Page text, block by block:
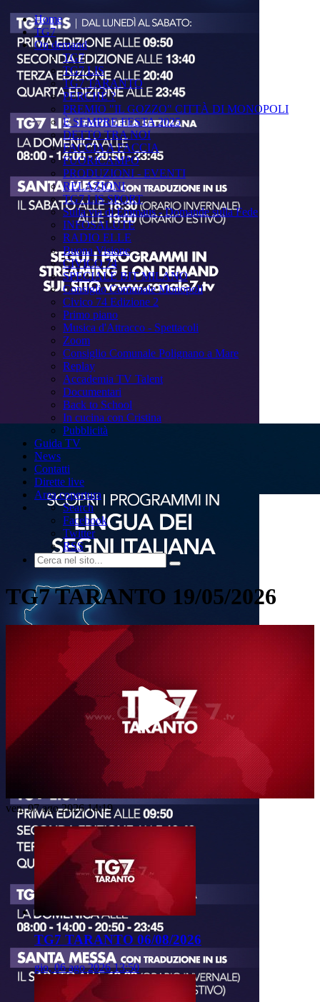
Home
TG7
On demand
TG7
TG7 LIS
TG7 TARANTO
PERCHÉ ?
PREMIO "IL GOZZO" CITTÀ DI MONOPOLI
È SEMPRE FESTA 2025
DETTO TRA NOI
FACCIA A FACCIA
FUORICAMPO
PRODUZIONI - EVENTI
RELAZIONI
TG7 LIS SPORT
Sulla via di Emmaus - Domande sulla Fede
INFOSALUTE
RADIO ELLE
Buona Visione
CIVICO 74
SPECIALE BIT MILANO
Consiglio Comunale Monopoli
Civico 74 Edizione 2
Primo piano
Musica d'Attracco - Spettacoli
Zoom
Consiglio Comunale Polignano a Mare
Replay
Accademia TV Talent
Documentari
Back to School
In cucina con Cristina
Pubblicità
Guida TV
News
Contatti
Dirette live
Area copertura
Search
Facebook
Twitter
RSS
TG7 TARANTO 19/05/2026
Play
Video
ven, 07 ago 2026 14:19
TG7 TARANTO 06/08/2026
gio, 06 ago 2026 13:50